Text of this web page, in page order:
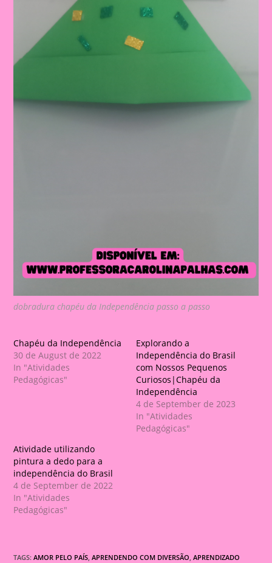
dobradura chapéu da Independência passo a passo
Chapéu da Independência
30 de August de 2022
In "Atividades
Pedagógicas"
Explorando a
Independência do Brasil
com Nossos Pequenos
Curiosos|Chapéu da
Independência
4 de September de 2023
In "Atividades
Pedagógicas"
Atividade utilizando
pintura a dedo para a
independência do Brasil
4 de September de 2022
In "Atividades
Pedagógicas"
TAGS:AMOR PELO PAÍS, APRENDENDO COM DIVERSÃO, APRENDIZADO